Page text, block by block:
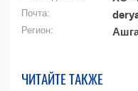
Почта:
Регион:
ЧИТАЙТЕ ТАКЖЕ